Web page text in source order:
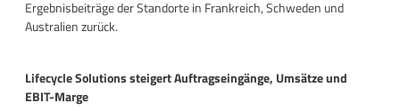
Ergebnisbeiträge der Standorte in Frankreich, Schweden und
Australien zurück.
Lifecycle Solutions steigert Auftragseingänge, Umsätze und
EBIT-Marge